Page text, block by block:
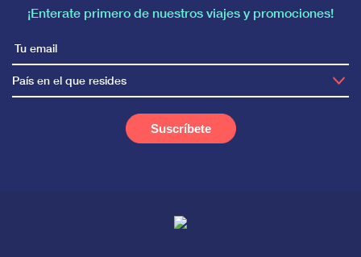
¡Enterate primero de nuestros viajes y promociones!
País en el que resides